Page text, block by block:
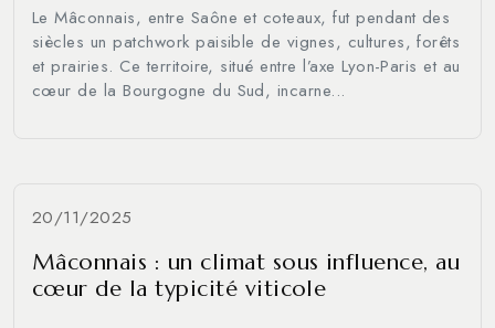
Le Mâconnais, entre Saône et coteaux, fut pendant des
siècles un patchwork paisible de vignes, cultures, forêts
et prairies. Ce territoire, situé entre l’axe Lyon-Paris et au
cœur de la Bourgogne du Sud, incarne...
20/11/2025
Mâconnais : un climat sous influence, au
cœur de la typicité viticole